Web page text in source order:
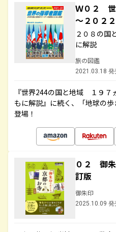
Ｗ０２ 世
～２０２
２０８の国
に解説
旅の図鑑
2021.03.18 発
『世界244の国と地域 １９７
もに解説』に続く、「地球の
登場！
０２ 御
訂版
御朱印
2025.10.09 発